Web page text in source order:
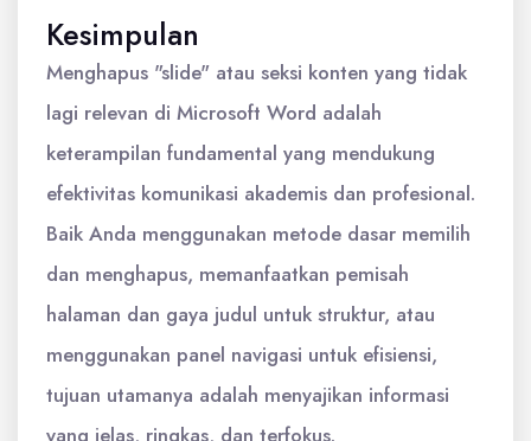
Kesimpulan
Menghapus "slide" atau seksi konten yang tidak
lagi relevan di Microsoft Word adalah
keterampilan fundamental yang mendukung
efektivitas komunikasi akademis dan profesional.
Baik Anda menggunakan metode dasar memilih
dan menghapus, memanfaatkan pemisah
halaman dan gaya judul untuk struktur, atau
menggunakan panel navigasi untuk efisiensi,
tujuan utamanya adalah menyajikan informasi
yang jelas, ringkas, dan terfokus.